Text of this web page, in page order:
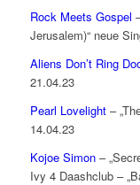
Rock Meets Gospel
Jerusalem)“ neue
Aliens Don’t Ring
21.04.23
Pearl Lovelight–
14.04.23
Kojoe Simon–
Ivy 4 Daashclub –